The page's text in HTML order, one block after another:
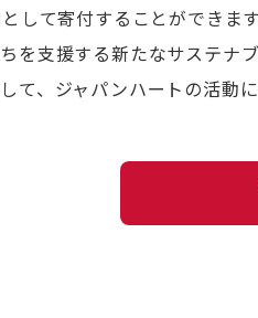
して寄付することができます
を支援する新たなサステナ
て、ジャパンハートの活動